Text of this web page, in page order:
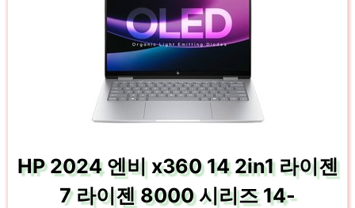
HP 2024 엔비 x360 14 2in1 라이젠
7 라이젠 8000 시리즈 14-